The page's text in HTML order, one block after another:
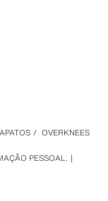
PESSOAL.
/ OVERKNEES